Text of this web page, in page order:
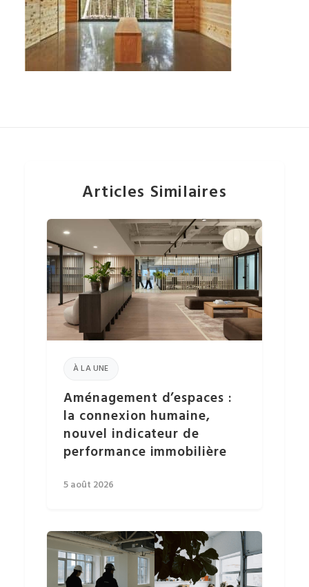
Articles Similaires
À LA UNE
Aménagement d’espaces :
la connexion humaine,
nouvel indicateur de
performance immobilière
5 août 2026